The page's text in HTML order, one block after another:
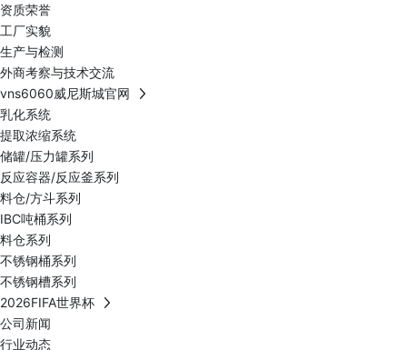
资质荣誉
工厂实貌
生产与检测
外商考察与技术交流
vns6060威尼斯城官网
乳化系统
提取浓缩系统
储罐/压力罐系列
反应容器/反应釜系列
料仓/方斗系列
IBC吨桶系列
料仓系列
不锈钢桶系列
不锈钢槽系列
2026FIFA世界杯
公司新闻
行业动态